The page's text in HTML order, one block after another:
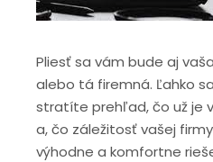
Pliesť sa vám bude aj
alebo tá firemná. Ľahko
stratíte prehľad, čo už je
a, čo záležitosť vašej
výhodne a komfortne